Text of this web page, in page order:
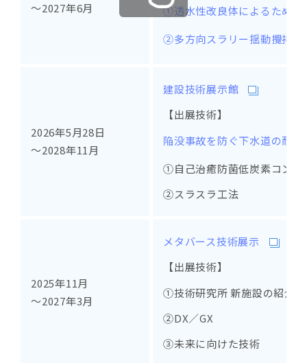
～2027年6月
①透水性改良体によるため池
②多方向スラリー揺動攪拌工
2026年5月28日
～2028年11月
建設技術展示館
【出展技術】
陥没事故を防ぐ下水道の耐食
①自己治癒防菌低炭素コンク
②スラスラ工法
2025年11月
～2027年3月
メタバース技術展示
【出展技術】
①技術研究所 新施設の紹介
②DX／GX
③未来に向けた技術